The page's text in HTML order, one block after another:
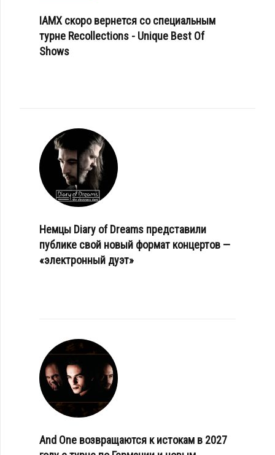
IAMX скоро вернется со специальным
турне Recollections - Unique Best Of
Shows
Немцы Diary of Dreams представили
публике свой новый формат концертов —
«электронный дуэт»
And One возвращаются к истокам в 2027